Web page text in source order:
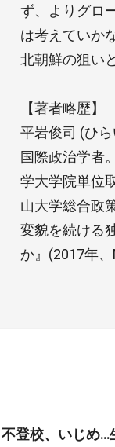
ず、よりグロ
は考えていか
北朝鮮の狙い
【著者略歴】
平岩俊司 (ひ
国際政治学者
学大学院単位
山大学総合政
変貌を続ける
か』(2017年、
登校、いじめ…